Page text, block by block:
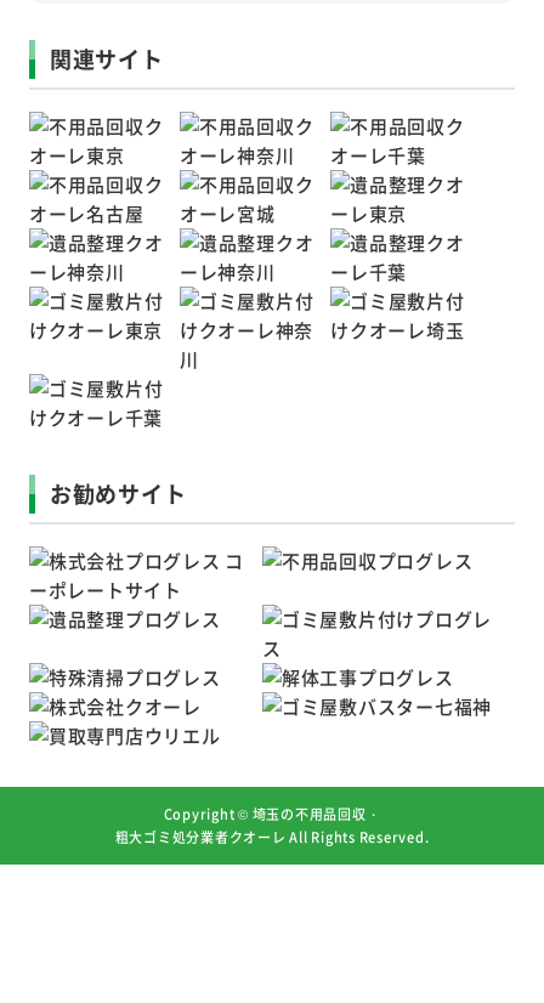
関連サイト
お勧めサイト
Copyright © 埼玉の不用品回収・
粗大ゴミ処分業者クオーレ All Rights Reserved.